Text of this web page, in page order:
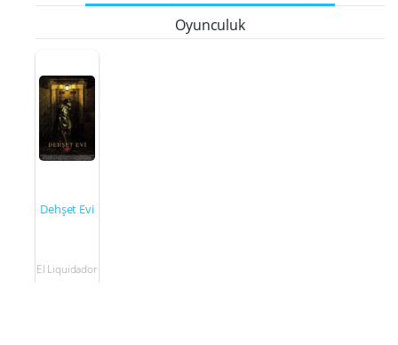
Oyunculuk
Dehşet Evi
El Liquidador